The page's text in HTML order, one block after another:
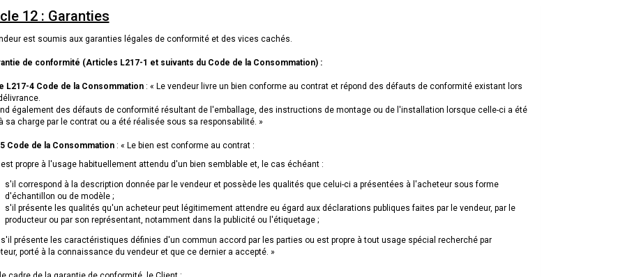
12 : Garanties
est soumis aux garanties légales de conformité et des vices cachés.
de conformité (Articles L217-1 et suivants du Code de la Consommation) :
L217-4 Code de la Consommation: « Le vendeur livre un bien conforme au contrat et répond des défauts de conformité existant lors
également des défauts de conformité résultant de l'emballage, des instructions de montage ou de l'installation lorsque celle-ci a été
sa charge par le contrat ou a été réalisée sous sa responsabilité. »
Code de la Consommation: « Le bien est conforme au contrat :
est propre à l'usage habituellement attendu d'un bien semblable et, le cas échéant :
s'il correspond à la description donnée par le vendeur et possède les qualités que celui-ci a présentées à l'acheteur sous forme
d'échantillon ou de modèle ;
s'il présente les qualités qu'un acheteur peut légitimement attendre eu égard aux déclarations publiques faites par le vendeur, par le
producteur ou par son représentant, notamment dans la publicité ou l'étiquetage ;
s'il présente les caractéristiques définies d'un commun accord par les parties ou est propre à tout usage spécial recherché par
porté à la connaissance du vendeur et que ce dernier a accepté. »